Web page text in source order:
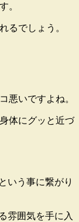
。
るでしょう。
悪いですよね。
体にグッと近づ
いう事に繋がり
雰囲気を手に入